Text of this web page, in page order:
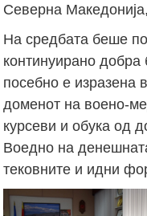
Северна
На средбата беше
континуирано добра
посебно е изразена
доменот на воено-
курсеви и обука од
Воедно на
тековните и идни